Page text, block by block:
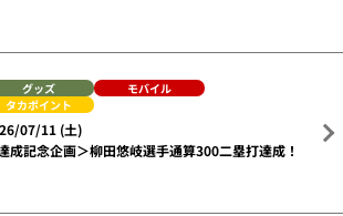
グッズ
モバイル
タカポイント
07/11 (土)
成記念企画＞柳田悠岐選手通算300二塁打達成！